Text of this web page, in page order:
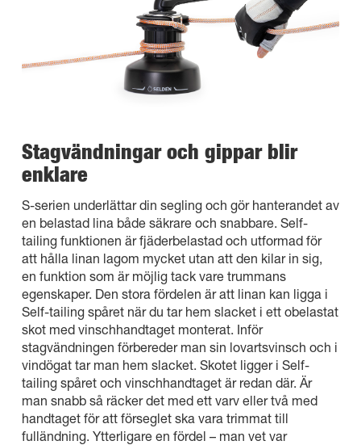
Stagvändningar och gippar blir
enklare
S-serien underlättar din segling och gör hanterandet av
en belastad lina både säkrare och snabbare. Self-
tailing funktionen är fjäderbelastad och utformad för
att hålla linan lagom mycket utan att den kilar in sig,
en funktion som är möjlig tack vare trummans
egenskaper. Den stora fördelen är att linan kan ligga i
Self-tailing spåret när du tar hem slacket i ett obelastat
skot med vinschhandtaget monterat. Inför
stagvändningen förbereder man sin lovartsvinsch och i
vindögat tar man hem slacket. Skotet ligger i Self-
tailing spåret och vinschhandtaget är redan där. Är
man snabb så räcker det med ett varv eller två med
handtaget för att förseglet ska vara trimmat till
fulländning. Ytterligare en fördel – man vet var